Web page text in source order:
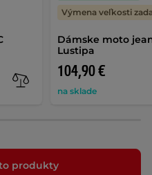
Dámske moto
Lustipa
104,90 €
na sklade
Výmena veľkosti
produkty